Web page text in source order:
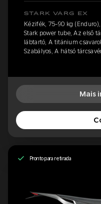
STARK VARG EX
Kézifék, 75-90 kg
Stark power tube, Az első
lábtartó, A titánium
Szabályos, A hátsó
Mais
Pronto para retirada